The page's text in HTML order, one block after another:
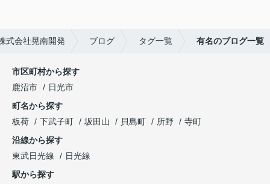
式会社晃南開発 ブログ タグ一覧 有名のブログ一覧
市区町村から探す
鹿沼市
日光市
町名から探す
板荷
下武子町 坂田山 貝島町 所野
寺町
沿線から探す
東武日光線
日光線
駅から探す